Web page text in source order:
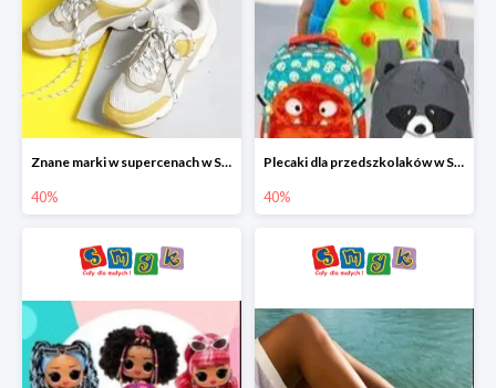
Znane marki w supercenach w Smyku - buty do -40%
40%
Plecaki dla przedszkolaków w Smyku do -40%
40%